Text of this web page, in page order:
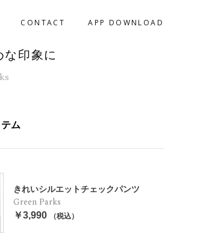
CONTACT APP DOWNLOAD
な印象に
ム
きれいシルエットチェックパンツ
Green Parks
￥3,990 （税込）